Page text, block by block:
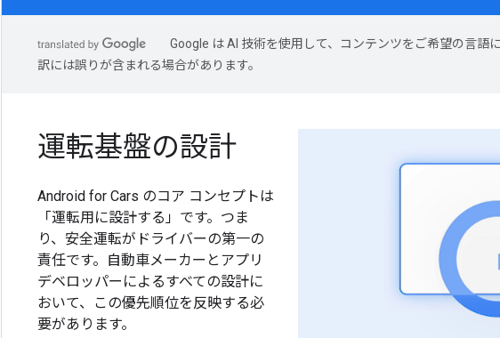
Google は AI 技術を使用して、コンテンツをご希望の言語
訳には誤りが含まれる場合があります。
運転基盤の設計
Android for Cars のコア コンセプトは
「運転用に設計する」です。つま
り、安全運転がドライバーの第一の
責任です。自動車メーカーとアプリ
デベロッパーによるすべての設計に
おいて、この優先順位を反映する必
要があります。